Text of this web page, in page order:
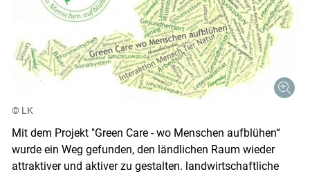
© LK
Mit dem Projekt "Green Care - wo Menschen aufblühen“
wurde ein Weg gefunden, den ländlichen Raum wieder
attraktiver und aktiver zu gestalten. landwirtschaftliche